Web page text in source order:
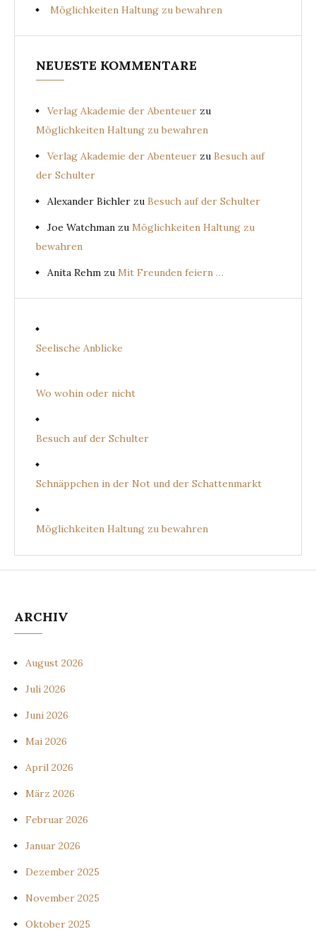
Möglichkeiten Haltung zu bewahren
NEUESTE KOMMENTARE
Verlag Akademie der Abenteuer zu
Möglichkeiten Haltung zu bewahren
Verlag Akademie der Abenteuer zu Besuch auf
der Schulter
Alexander Bichler zu Besuch auf der Schulter
Joe Watchman zu Möglichkeiten Haltung zu
bewahren
Anita Rehm zu Mit Freunden feiern …
Seelische Anblicke
Wo wohin oder nicht
Besuch auf der Schulter
Schnäppchen in der Not und der Schattenmarkt
Möglichkeiten Haltung zu bewahren
ARCHIV
August 2026
Juli 2026
Juni 2026
Mai 2026
April 2026
März 2026
Februar 2026
Januar 2026
Dezember 2025
November 2025
Oktober 2025